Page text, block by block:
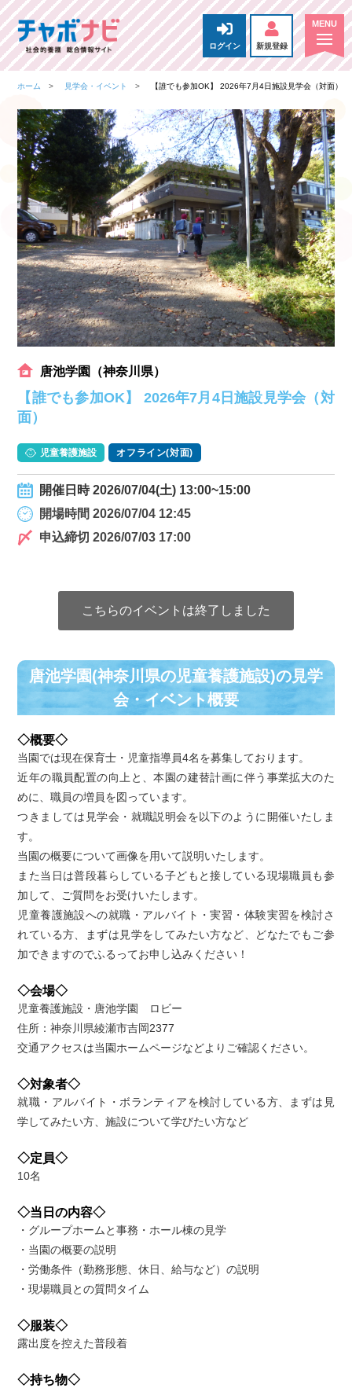
ログイン 新規登録
ホーム 見学会・イベント 【誰でも参加OK】 2026年7月4日施設見学会（対面）
唐池学園（神奈川県）
【誰でも参加OK】 2026年7月4日施設見学会（対
面）
児童養護施設 オフライン(対面)
開催日時 2026/07/04(土) 13:00~15:00
開場時間 2026/07/04 12:45
申込締切 2026/07/03 17:00
こちらのイベントは終了しました
唐池学園(神奈川県の児童養護施設)の⾒学
会・イベント概要
◇概要◇
当園では現在保育士・児童指導員4名を募集しております。
近年の職員配置の向上と、本園の建替計画に伴う事業拡大のた
めに、職員の増員を図っています。
つきましては見学会・就職説明会を以下のように開催いたしま
す。
当園の概要について画像を用いて説明いたします。
また当日は普段暮らしている子どもと接している現場職員も参
加して、ご質問をお受けいたします。
児童養護施設への就職・アルバイト・実習・体験実習を検討さ
れている方、まずは見学をしてみたい方など、どなたでもご参
加できますのでふるってお申し込みください！
◇会場◇
児童養護施設・唐池学園 ロビー
住所：神奈川県綾瀬市吉岡2377
交通アクセスは当園ホームページなどよりご確認ください。
◇対象者◇
就職・アルバイト・ボランティアを検討している方、まずは見
学してみたい方、施設について学びたい方など
◇定員◇
10名
◇当日の内容◇
・グループホームと事務・ホール棟の見学
・当園の概要の説明
・労働条件（勤務形態、休日、給与など）の説明
・現場職員との質問タイム
◇服装◇
露出度を控えた普段着
◇持ち物◇